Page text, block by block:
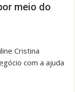
meio do
Cristina
com a ajuda